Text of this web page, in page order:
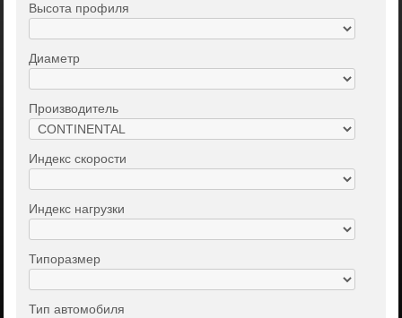
Высота профиля
Диаметр
Производитель
Индекс скорости
Индекс нагрузки
Типоразмер
Тип автомобиля